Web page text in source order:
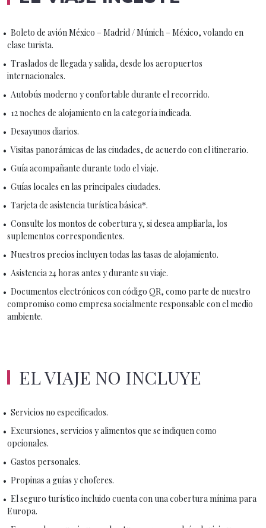
Boleto de avión México – Madrid / Múnich – México, volando en
clase turista.
Traslados de llegada y salida, desde los aeropuertos
internacionales.
Autobús moderno y confortable durante el recorrido.
12 noches de alojamiento en la categoría indicada.
Desayunos diarios.
Visitas panorámicas de las ciudades, de acuerdo con el itinerario.
Guía acompañante durante todo el viaje.
Guías locales en las principales ciudades.
Tarjeta de asistencia turística básica*.
Consulte los montos de cobertura y, si desea ampliarla, los
suplementos correspondientes.
Nuestros precios incluyen todas las tasas de alojamiento.
Asistencia 24 horas antes y durante su viaje.
Documentos electrónicos con código QR, como parte de nuestro
compromiso como empresa socialmente responsable con el medio
ambiente.
EL VIAJE NO INCLUYE
Servicios no especificados.
Excursiones, servicios y alimentos que se indiquen como
opcionales.
Gastos personales.
Propinas a guías y choferes.
El seguro turístico incluido cuenta con una cobertura mínima para
Europa.